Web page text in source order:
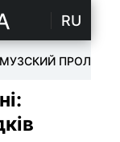
RU
ПРОЛИВ